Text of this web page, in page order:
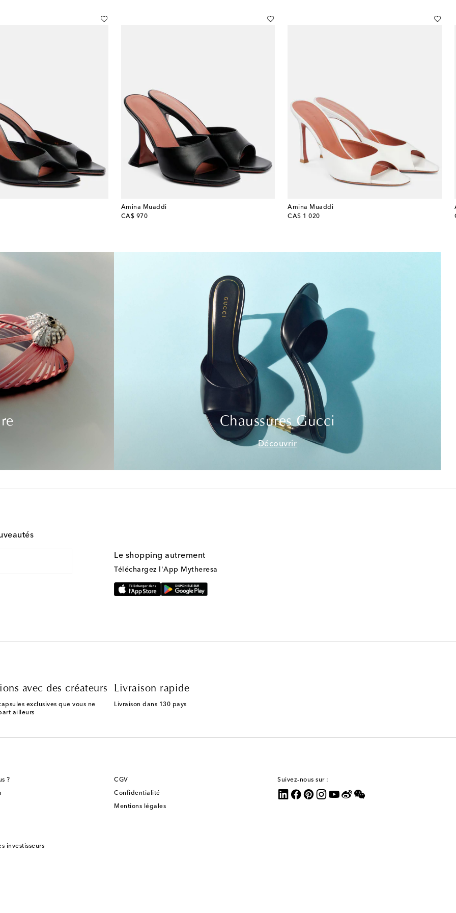
Amina Muaddi
CA$ 970
original price
Amina Muaddi
CA$ 1 020
original price
Chaussures Gucci
Découvrir
Le shopping autrement
Téléchargez l'App Mytheresa
avec des créateurs
exclusives que vous ne
ailleurs
Livraison rapide
Livraison dans 130 pays
?
investisseurs
CGV
Confidentialité
Mentions légales
Suivez-nous sur :